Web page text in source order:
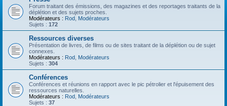
Forum traitant des émissions, des magazines et des reportages traitants de la
déplétion et des sujets proches.
Modérateurs : Rod Modérateurs
Sujets : 172
Ressources diverses
Présentation de livres, de films ou de sites traitant de la déplétion ou de sujet
connexes.
Modérateurs : Rod Modérateurs
Sujets : 304
Conférences
Conférences et réunions en rapport avec le pic pétrolier et l'épuisement des
ressources naturelles.
Modérateurs : Rod Modérateurs
Sujets : 37